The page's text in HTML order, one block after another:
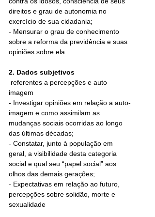
direitos e grau de autonomia no
exercício de sua cidadania;
- Mensurar o grau de conhecimento
sobre a reforma da previdência e suas
opiniões sobre ela.
2. Dados subjetivos
imagem
- Investigar opiniões em relação a auto-
imagem e como assimilam as
mudanças sociais ocorridas ao longo
das últimas décadas;
- Constatar, junto à população em
geral, a visibilidade desta categoria
social e qual seu “papel social” aos
olhos das demais gerações;
- Expectativas em relação ao futuro,
percepções sobre solidão, morte e
sexualidade